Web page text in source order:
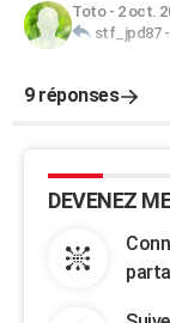
Toto- 2 oct.
stf_jpd87-
9 réponses
DEVENEZ